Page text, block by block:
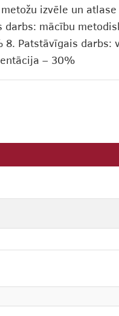
izvēle un atlase
mācību
Patstāvīgais darbs:
– 30%